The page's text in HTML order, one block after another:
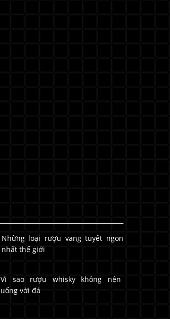
Những loại rượu vang tuyết ngon
nhất thế giới
Vì sao rượu whisky không nên
uống với đá